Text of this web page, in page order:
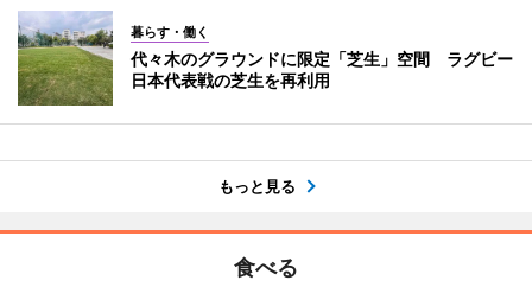
暮らす・働く
代々木のグラウンドに限定「芝生」空間 ラグビー
日本代表戦の芝生を再利用
もっと見る
食べる